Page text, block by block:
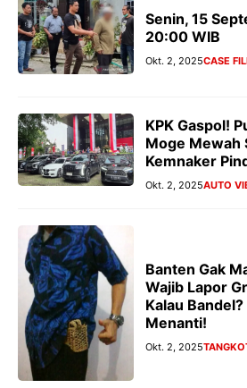
Senin, 15
20:00 WIB
Okt. 2, 2025CASE
KPK Gaspol!
Moge Mewah
Kemnaker
Okt. 2, 2025AUTO
Banten Gak
Wajib Lapor
Kalau
Menanti!
Okt. 2, 2025